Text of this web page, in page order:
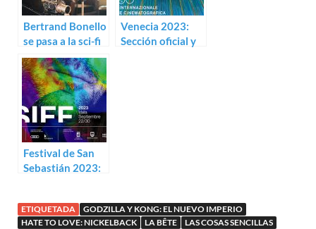
Bertrand Bonello
se pasa a la sci-fi
con La bête
Venecia 2023:
Sección oficial y
Festival de San
Sebastián 2023:
ETIQUETADA
GODZILLA Y KONG: EL NUEVO IMPERIO
HATE TO LOVE: NICKELBACK
LA BÊTE
LAS COSAS SENCILLAS